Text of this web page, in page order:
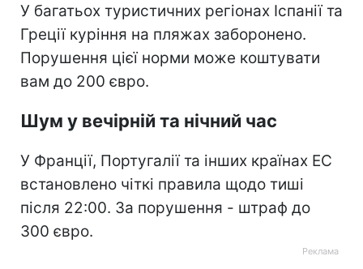
У багатьох туристичних регіонах Іспанії та
Греції куріння на пляжах заборонено.
Порушення цієї норми може коштувати
вам до 200 євро.
Шум у вечірній та нічний час
У Франції, Португалії та інших країнах ЕС
встановлено чіткі правила щодо тиші
після 22:00. За порушення - штраф до
300 євро.